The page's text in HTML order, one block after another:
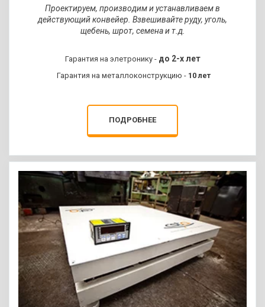
циклом.
АВТОМАТИЧЕСКОЕ
ВЗВЕШИВАНИЕ
БЕЗ УЧАСТИЯ
Проектируем, производим и устанавливаем в
действующий конвейер. Взвешивайте руду, уголь,
щебень, шрот, семена и т.д.
Гарантия на элетронику - до 2-х лет
Гарантия на металлоконструкцию - 10 лет
ПОДРОБНЕЕ